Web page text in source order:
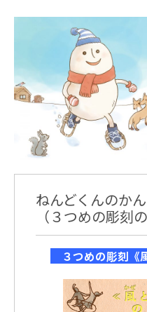
ねんどくんのか
（３つめの彫刻
３つめの彫刻《